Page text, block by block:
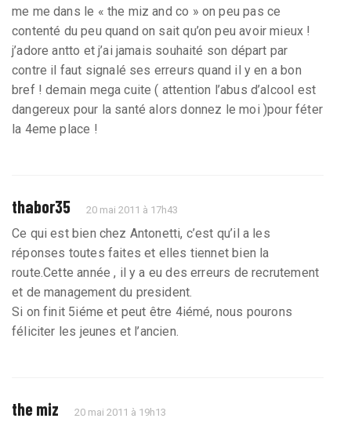
me me dans le « the miz and co » on peu pas ce
contenté du peu quand on sait qu’on peu avoir mieux !
j’adore antto et j’ai jamais souhaité son départ par
contre il faut signalé ses erreurs quand il y en a bon
bref ! demain mega cuite ( attention l’abus d’alcool est
dangereux pour la santé alors donnez le moi )pour féter
la 4eme place !
thabor35 20 mai 2011 à 17h43
Ce qui est bien chez Antonetti, c’est qu’il a les
réponses toutes faites et elles tiennet bien la
route.Cette année , il y a eu des erreurs de recrutement
et de management du president.
Si on finit 5iéme et peut être 4iémé, nous pourons
féliciter les jeunes et l’ancien.
the miz 20 mai 2011 à 19h13